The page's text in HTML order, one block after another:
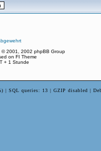
© 2001, 2002 phpBB Group
on FI Theme
+ 1 Stunde
| SQL queries: 13 | GZIP disabled |